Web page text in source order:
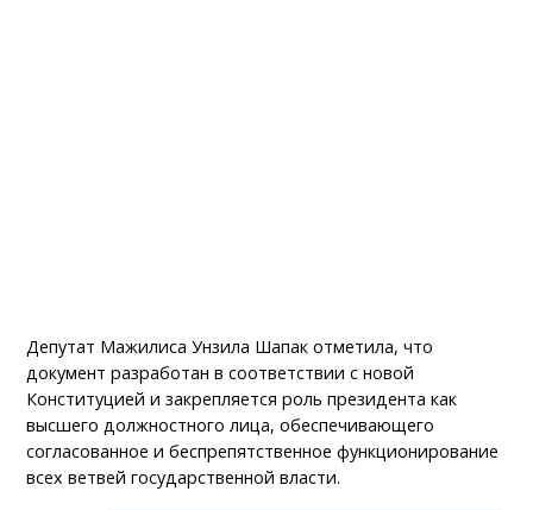
Депутат Мажилиса Унзила Шапак отметила, что
документ разработан в соответствии с новой
Конституцией и закрепляется роль президента как
высшего должностного лица, обеспечивающего
согласованное и беспрепятственное функционирование
всех ветвей государственной власти.